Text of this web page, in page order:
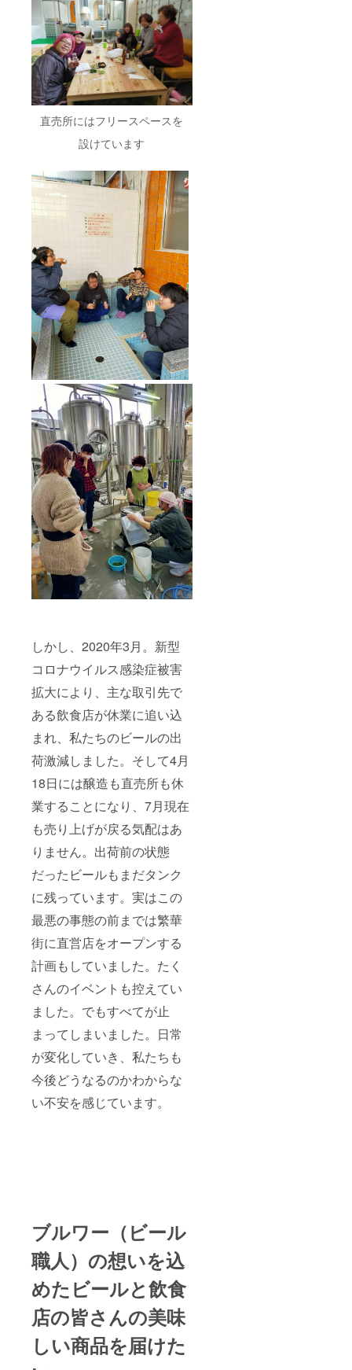
直売所にはフリースペースを
設けています
しかし、2020年3月。新型
コロナウイルス感染症被害
拡大により、主な取引先で
ある飲食店が休業に追い込
まれ、私たちのビールの出
荷激減しました。そして4月
18日には醸造も直売所も休
業することになり、7月現在
も売り上げが戻る気配はあ
りません。出荷前の状態
だったビールもまだタンク
に残っています。実はこの
最悪の事態の前までは繁華
街に直営店をオープンする
計画もしていました。たく
さんのイベントも控えてい
ました。でもすべてが止
まってしまいました。日常
が変化していき、私たちも
今後どうなるのかわからな
い不安を感じています。
ブルワー（ビール
職人）の想いを込
めたビールと飲食
店の皆さんの美味
しい商品を届けた